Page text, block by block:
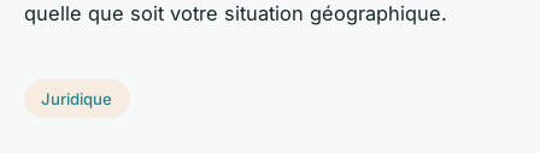
quelle que soit votre situation géographique.
Juridique